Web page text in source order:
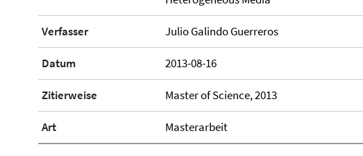
Verfasser Julio Galindo Guerreros
Datum 2013-08-16
Zitierweise Master of Science, 2013
Art Masterarbeit